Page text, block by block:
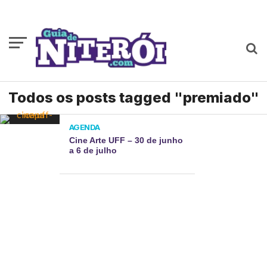
Todos os posts tagged "premiado"
AGENDA
Cine Arte UFF – 30 de junho
a 6 de julho